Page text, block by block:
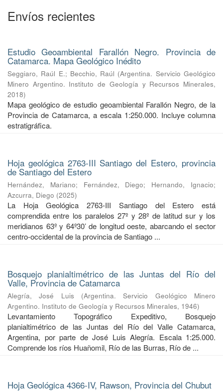
Envíos recientes
Estudio Geoambiental Farallón Negro. Provincia de
Catamarca. Mapa Geológico Inédito
Seggiaro, Raúl E.; Becchio, Raúl (Argentina. Servicio Geológico
Minero Argentino. Instituto de Geología y Recursos Minerales,
2018)
Mapa geológico de estudio geoambiental Farallón Negro, de la
Provincia de Catamarca, a escala 1:250.000. Incluye columna
estratigráfica.
Hoja geológica 2763-III Santiago del Estero, provincia
de Santiago del Estero
Hernández, Mariano; Fernández, Diego; Hernando, Ignacio;
Azcurra, Diego (2025)
La Hoja Geológica 2763-III Santiago del Estero está
comprendida entre los paralelos 27º y 28º de latitud sur y los
meridianos 63º y 64º30’ de longitud oeste, abarcando el sector
centro-occidental de la provincia de Santiago ...
Bosquejo planialtimétrico de las Juntas del Río del
Valle, Provincia de Catamarca
Alegría, José Luis (Argentina. Servicio Geológico Minero
Argentino. Instituto de Geología y Recursos Minerales, 1946)
Levantamiento Topográfico Expeditivo, Bosquejo
planialtimétrico de las Juntas del Río del Valle Catamarca,
Argentina, por parte de José Luis Alegría. Escala 1:25.000.
Comprende los ríos Huañomil, Río de las Burras, Río de ...
Hoja Geológica 4366-IV, Rawson, Provincia del Chubut